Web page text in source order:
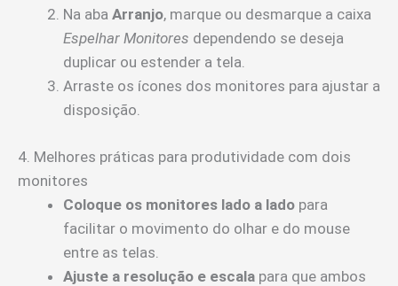
Na aba Arranjo, marque ou desmarque a caixa
Espelhar Monitores dependendo se deseja
duplicar ou estender a tela.
Arraste os ícones dos monitores para ajustar a
disposição.
4. Melhores práticas para produtividade com dois
monitores
Coloque os monitores lado a lado para
facilitar o movimento do olhar e do mouse
entre as telas.
Ajuste a resolução e escala para que ambos